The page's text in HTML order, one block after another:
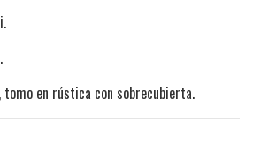
en rústica con sobrecubierta.